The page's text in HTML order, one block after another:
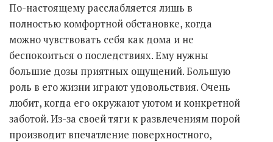
По-настоящему расслабляется лишь в
полностью комфортной обстановке, когда
можно чувствовать себя как дома и не
беспокоиться о последствиях. Ему нужны
большие дозы приятных ощущений. Большую
роль в его жизни играют удовольствия. Очень
любит, когда его окружают уютом и конкретной
заботой. Из-за своей тяги к развлечениям порой
производит впечатление поверхностного,